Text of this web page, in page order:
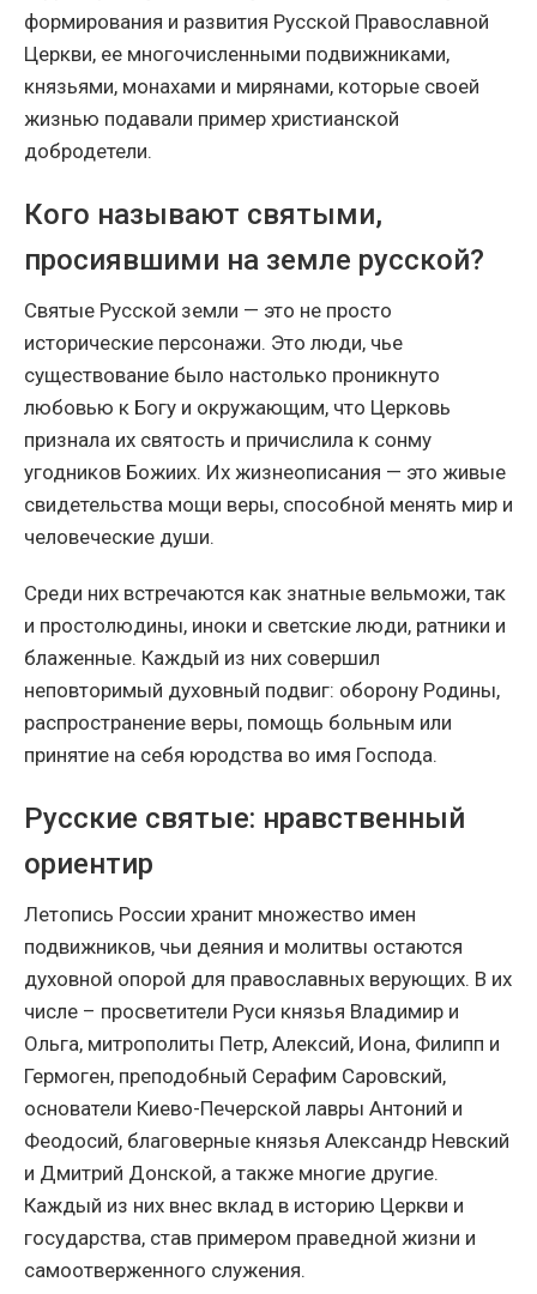
формирования и развития Русской Православной
Церкви, ее многочисленными подвижниками,
князьями, монахами и мирянами, которые своей
жизнью подавали пример христианской
добродетели.
Кого называют святыми,
просиявшими на земле русской?
Святые Русской земли — это не просто
исторические персонажи. Это люди, чье
существование было настолько проникнуто
любовью к Богу и окружающим, что Церковь
признала их святость и причислила к сонму
угодников Божиих. Их жизнеописания — это живые
свидетельства мощи веры, способной менять мир и
человеческие души.
Среди них встречаются как знатные вельможи, так
и простолюдины, иноки и светские люди, ратники и
блаженные. Каждый из них совершил
неповторимый духовный подвиг: оборону Родины,
распространение веры, помощь больным или
принятие на себя юродства во имя Господа.
Русские святые: нравственный
ориентир
Летопись России хранит множество имен
подвижников, чьи деяния и молитвы остаются
духовной опорой для православных верующих. В их
числе – просветители Руси князья Владимир и
Ольга, митрополиты Петр, Алексий, Иона, Филипп и
Гермоген, преподобный Серафим Саровский,
основатели Киево-Печерской лавры Антоний и
Феодосий, благоверные князья Александр Невский
и Дмитрий Донской, а также многие другие.
Каждый из них внес вклад в историю Церкви и
государства, став примером праведной жизни и
самоотверженного служения.